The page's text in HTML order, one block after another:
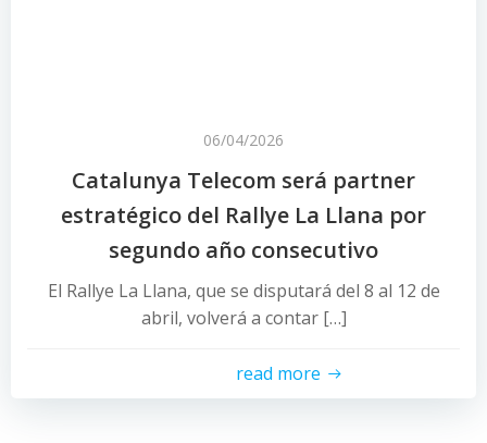
06/04/2026
Catalunya Telecom será partner
estratégico del Rallye La Llana por
segundo año consecutivo
El Rallye La Llana, que se disputará del 8 al 12 de
abril, volverá a contar […]
read more